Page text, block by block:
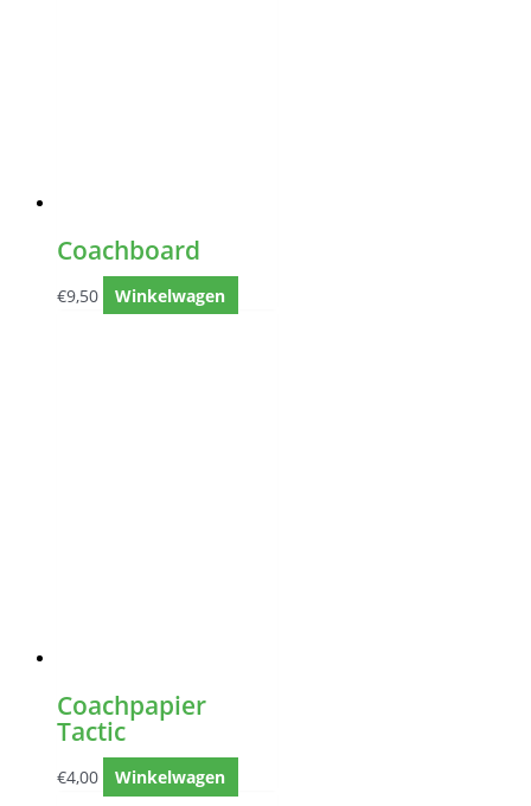
Coachboard
€9,50 Winkelwagen
Coachpapier
Tactic
€4,00 Winkelwagen